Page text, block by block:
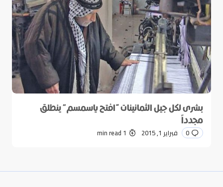
بشرى لكل جيل الثمانينات “افتح ياسمسم” ينطلق
مجدداً
0 فبراير 1, 2015 1 min read